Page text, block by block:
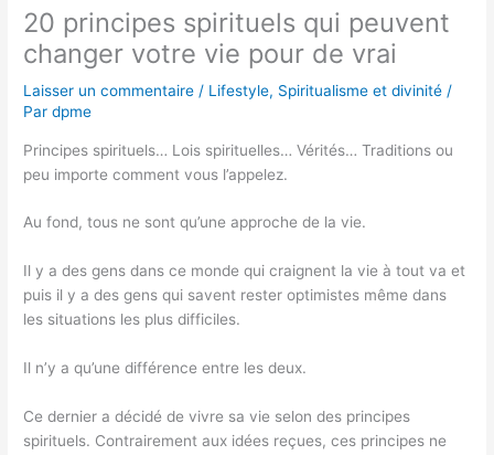
20 principes spirituels qui peuvent
changer votre vie pour de vrai
Laisser un commentaire / Lifestyle, Spiritualisme et divinité /
Pardpme
Principes spirituels… Lois spirituelles… Vérités… Traditions ou
peu importe comment vous l’appelez.
Au fond, tous ne sont qu’une approche de la vie.
Il y a des gens dans ce monde qui craignent la vie à tout va et
puis il y a des gens qui savent rester optimistes même dans
les situations les plus difficiles.
Il n’y a qu’une différence entre les deux.
Ce dernier a décidé de vivre sa vie selon des principes
spirituels. Contrairement aux idées reçues, ces principes ne